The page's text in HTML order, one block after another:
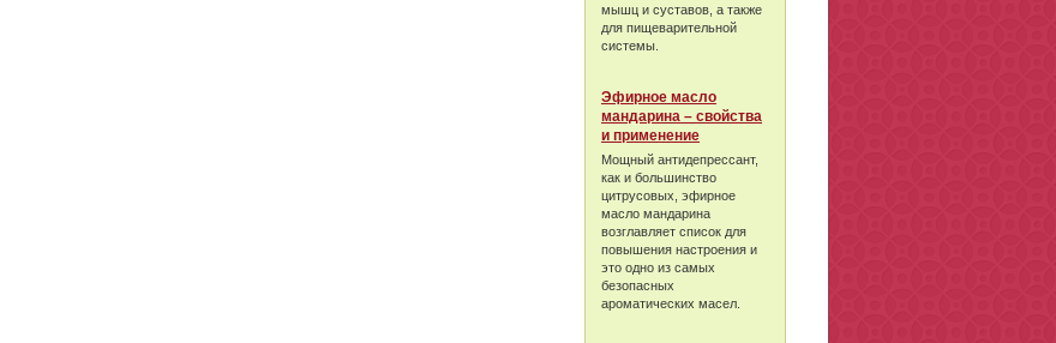
мышц и суставов, а также
для пищеварительной
системы.
Эфирное масло
мандарина – свойства
и применение
Мощный антидепрессант,
как и большинство
цитрусовых, эфирное
масло мандарина
возглавляет список для
повышения настроения и
это одно из самых
безопасных
ароматических масел.